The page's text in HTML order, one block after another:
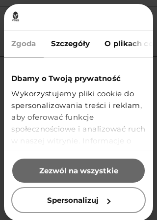
Zgoda Szczegóły O plikach
Dbamy o Twoją prywatność
Wykorzystujemy pliki cookie do
spersonalizowania treści i reklam,
aby oferować funkcje
społecznościowe i analizować ruch
w naszej witrynie. Informacje o
tym, jak korzystasz z naszej
witryny, udostępniamy partnerom
społecznościowym, reklamowym i
analitycznym. Partnerzy mogą
połączyć te informacje z innymi
danymi otrzymanymi od Ciebie
Zezwól na wszystkie
Spersonalizuj
AUSTRIA
Our partner in Austria is
mark.henderson@weisshaus.at
SHOP